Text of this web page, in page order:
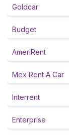
Goldcar
Budget
AmeriRent
Mex Rent A Car
Interrent
Enterprise